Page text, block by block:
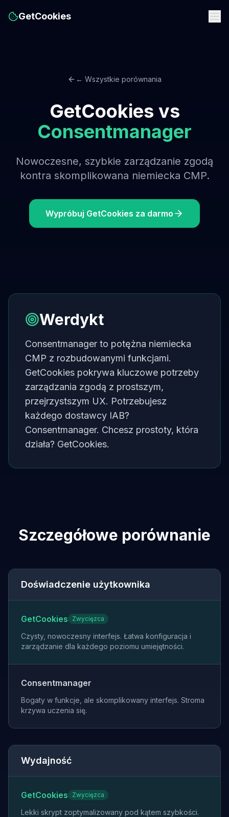
GetCookies
← Wszystkie porównania
GetCookies vs
Consentmanager
Nowoczesne, szybkie zarządzanie zgodą
kontra skomplikowana niemiecka CMP.
Wypróbuj GetCookies za darmo
Werdykt
Consentmanager to potężna niemiecka
CMP z rozbudowanymi funkcjami.
GetCookies pokrywa kluczowe potrzeby
zarządzania zgodą z prostszym,
przejrzystszym UX. Potrzebujesz
każdego dostawcy IAB?
Consentmanager. Chcesz prostoty, która
działa? GetCookies.
Szczegółowe porównanie
Doświadczenie użytkownika
GetCookies Zwycięzca
Czysty, nowoczesny interfejs. Łatwa konfiguracja i
zarządzanie dla każdego poziomu umiejętności.
Consentmanager
Bogaty w funkcje, ale skomplikowany interfejs. Stroma
krzywa uczenia się.
Wydajność
GetCookies Zwycięzca
Lekki skrypt zoptymalizowany pod kątem szybkości.